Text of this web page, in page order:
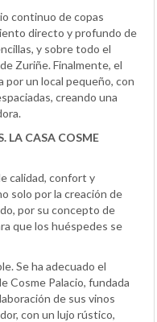
continuo de copas
directo y profundo de
y sobre todo el
Zuriñe. Finalmente, el
por un local pequeño, con
creando una
LA CASA COSME
calidad, confort y
solo por la creación de
por su concepto de
que los huéspedes se
Se ha adecuado el
Cosme Palacio, fundada
de sus vinos
con un lujo rústico,